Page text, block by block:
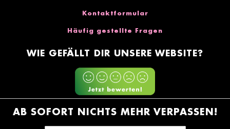
Kontaktformular
Häufig gestellte Fragen
WIE GEFÄLLT DIR UNSERE WEBSITE?
AB SOFORT NICHTS MEHR VERPASSEN!